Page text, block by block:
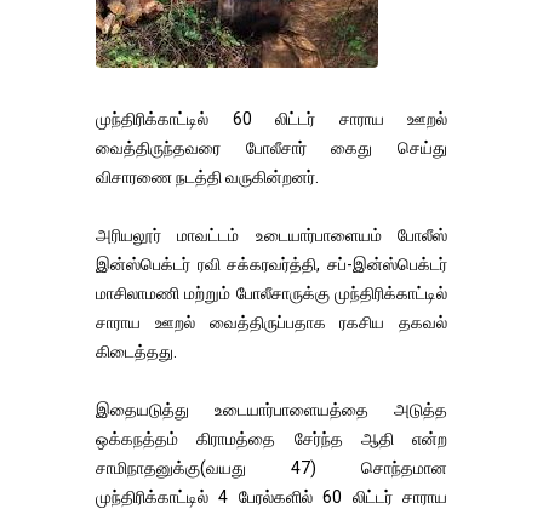
முந்திரிக்காட்டில் 60 லிட்டர் சாராய ஊறல்
வைத்திருந்தவரை போலீசார் கைது செய்து
விசாரணை நடத்தி வருகின்றனர்.
அரியலூர் மாவட்டம் உடையார்பாளையம் போலீஸ்
இன்ஸ்பெக்டர் ரவி சக்கரவர்த்தி, சப்-இன்ஸ்பெக்டர்
மாசிலாமணி மற்றும் போலீசாருக்கு முந்திரிக்காட்டில்
சாராய ஊறல் வைத்திருப்பதாக ரகசிய தகவல்
கிடைத்தது.
இதையடுத்து உடையார்பாளையத்தை அடுத்த
ஒக்கநத்தம் கிராமத்தை சேர்ந்த ஆதி என்ற
சாமிநாதனுக்கு(வயது 47) சொந்தமான
முந்திரிக்காட்டில் 4 பேரல்களில் 60 லிட்டர் சாராய